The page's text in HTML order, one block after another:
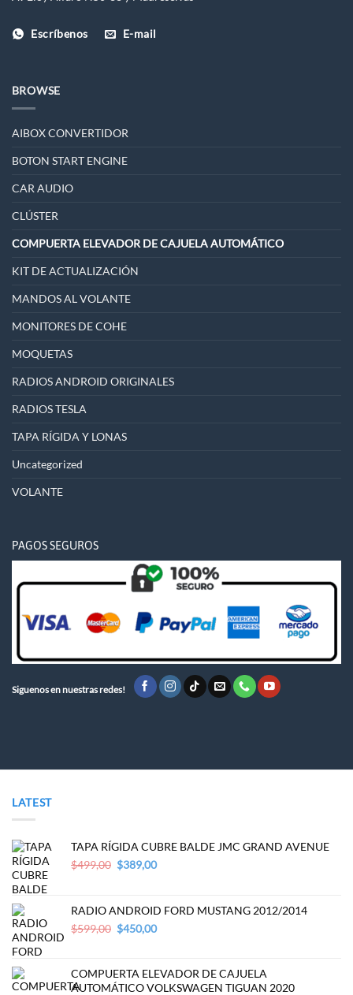
Escríbenos E-mail
BROWSE
AIBOX CONVERTIDOR
BOTON START ENGINE
CAR AUDIO
CLÚSTER
COMPUERTA ELEVADOR DE CAJUELA AUTOMÁTICO
KIT DE ACTUALIZACIÓN
MANDOS AL VOLANTE
MONITORES DE COHE
MOQUETAS
RADIOS ANDROID ORIGINALES
RADIOS TESLA
TAPA RÍGIDA Y LONAS
Uncategorized
VOLANTE
PAGOS SEGUROS
Siguenos en nuestras redes!
LATEST
TAPA RÍGIDA CUBRE BALDE JMC GRAND AVENUE
$499,00 Original
$499,00.
$389,00Current
$389,00.
RADIO ANDROID FORD MUSTANG 2012/2014
$599,00 Original
$599,00.
$450,00Current
$450,00.
COMPUERTA ELEVADOR DE CAJUELA
AUTOMÁTICO VOLKSWAGEN TIGUAN 2020